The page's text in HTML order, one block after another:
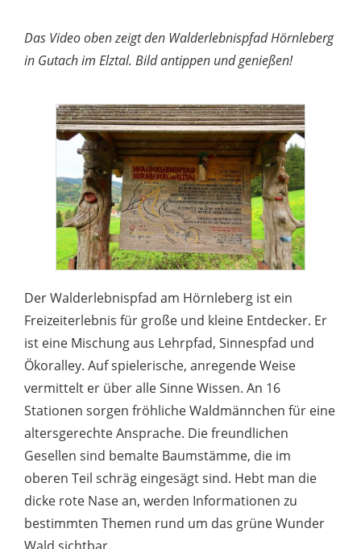
Das Video oben zeigt den Walderlebnispfad Hörnleberg
in Gutach im Elztal. Bild antippen und genießen!
Der Walderlebnispfad am Hörnleberg ist ein
Freizeiterlebnis für große und kleine Entdecker. Er
ist eine Mischung aus Lehrpfad, Sinnespfad und
Ökoralley. Auf spielerische, anregende Weise
vermittelt er über alle Sinne Wissen. An 16
Stationen sorgen fröhliche Waldmännchen für eine
altersgerechte Ansprache. Die freundlichen
Gesellen sind bemalte Baumstämme, die im
oberen Teil schräg eingesägt sind. Hebt man die
dicke rote Nase an, werden Informationen zu
bestimmten Themen rund um das grüne Wunder